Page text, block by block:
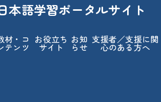
本語学習ポータルサイト
材・コ
テンツ
お役立ち
サイト
お知
らせ
支援者／支援に関
心のある方へ